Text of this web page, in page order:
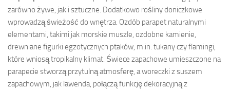
zarówno żywe, jak i sztuczne. Dodatkowo rośliny doniczkowe
wprowadzą świeżość do wnętrza. Ozdób parapet naturalnymi
elementami, takimi jak morskie muszle, ozdobne kamienie,
drewniane figurki egzotycznych ptaków, m.in. tukany czy flamingi,
które wniosą tropikalny klimat. Świece zapachowe umieszczone na
parapecie stworzą przytulną atmosferę, a woreczki z suszem
zapachowym, jak lawenda, połączą funkcję dekoracyjną z